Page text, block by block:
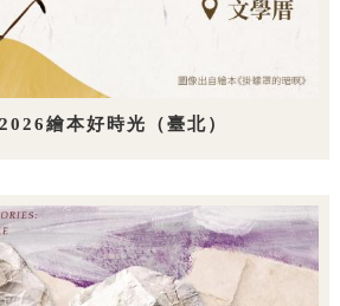
繪本好時光（臺北）